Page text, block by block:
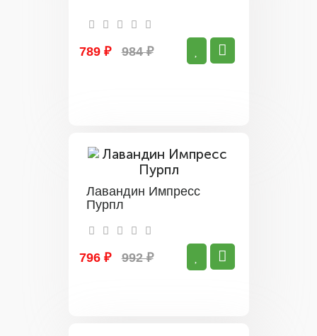
789 ₽ 984 ₽
Лавандин Импресс
Пурпл
796 ₽ 992 ₽